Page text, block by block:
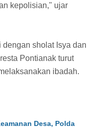
kepolisian," ujar
sholat Isya dan
Pontianak turut
ibadah.
Desa, Polda